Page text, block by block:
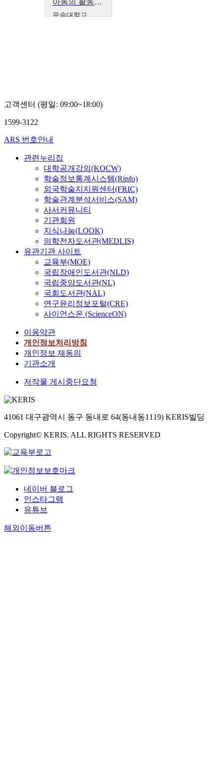
아동의 활동과 중재
우송대학교
고객센터 (평일: 09:00~18:00)
1599-3122
ARS 번호안내
관련누리집
대학공개강의(KOCW)
학술정보통계시스템(Rinfo)
외국학술지지원센터(FRIC)
학술관계분석서비스(SAM)
사서커뮤니티
기관회원
지식나눔(LOOK)
의학전자도서관(MEDLIS)
유관기관 사이트
교육부(MOE)
국립장애인도서관(NLD)
국립중앙도서관(NL)
국회도서관(NAL)
연구윤리정보포털(CRE)
사이언스온 (ScienceON)
이용약관
개인정보처리방침
개인정보 재동의
기관소개
저작물 게시중단요청
41061 대구광역시 동구 동내로 64(동내동1119) KERIS빌딩
Copyright© KERIS. ALL RIGHTS RESERVED
네이버 블로그
인스타그램
유튜브
해외이동버튼